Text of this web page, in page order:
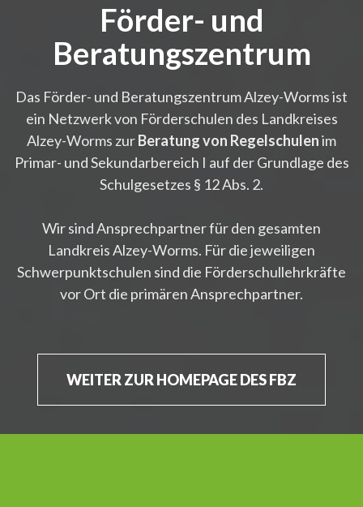
Förder- und
Beratungszentrum
Das Förder- und Beratungszentrum Alzey-Worms ist
ein Netzwerk von Förderschulen des Landkreises
Alzey-Worms zurBeratung von Regelschulenim
Primar- und Sekundarbereich I auf der Grundlage des
Schulgesetzes § 12 Abs. 2.
Wir sind Ansprechpartner für den gesamten
Landkreis Alzey-Worms. Für die jeweiligen
Schwerpunktschulen sind die Förderschullehrkräfte
vor Ort die primären Ansprechpartner.
WEITER ZUR HOMEPAGE DES FBZ